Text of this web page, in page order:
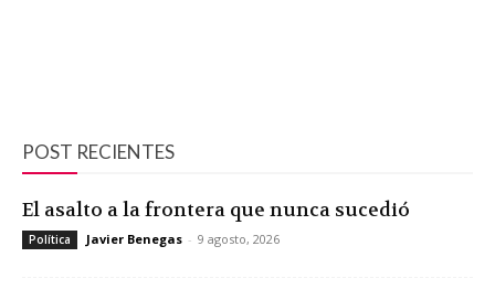
POST RECIENTES
El asalto a la frontera que nunca sucedió
Política Javier Benegas - 9 agosto, 2026